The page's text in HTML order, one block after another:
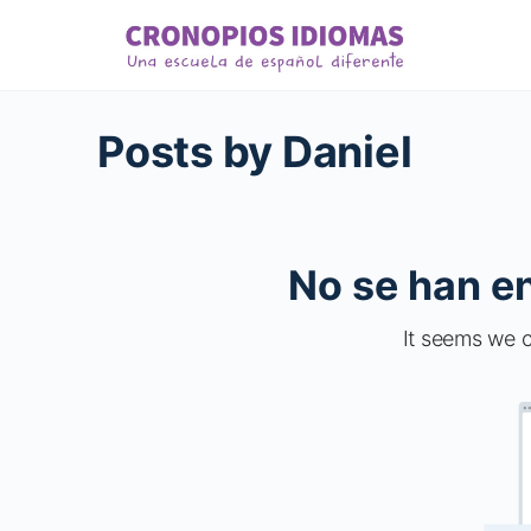
Posts by Daniel
No se han
It seems we